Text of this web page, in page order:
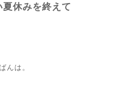
夏休みを終えて
んは。